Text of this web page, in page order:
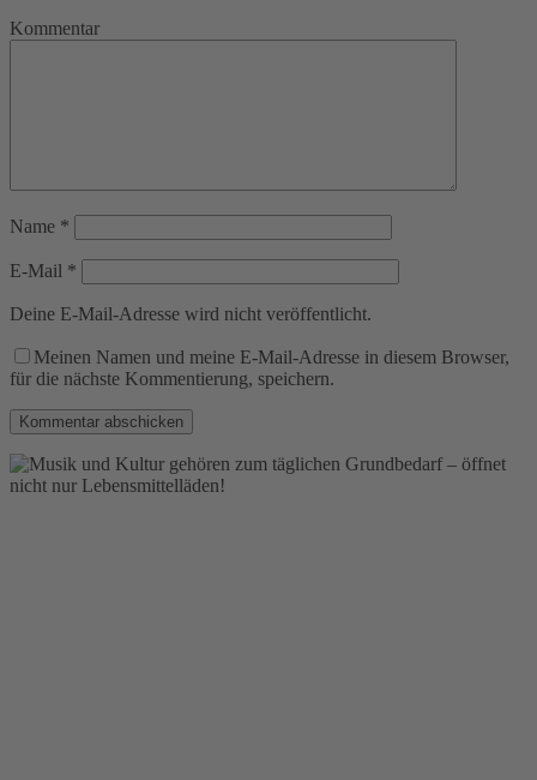
Kommentar
Name *
E-Mail *
Deine E-Mail-Adresse wird nicht veröffentlicht.
Meinen Namen und meine E-Mail-Adresse in diesem Browser,
für die nächste Kommentierung, speichern.